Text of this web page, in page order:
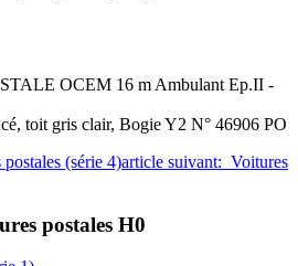
OCEM 16 m Ambulant Ep.II -
toit gris clair, Bogie Y2 N° 46906 PO
(série 4)article suivant: Voitures
postales H0